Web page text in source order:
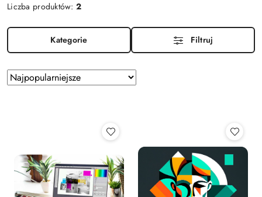
Liczba produktów:2
Kategorie Filtruj
Zastosowano
sortowanie:
Sortuj
według